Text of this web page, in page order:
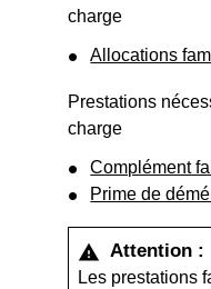
charge
Allocations
Prestations
charge
Complément
Prime de
warning Attention :
Les prestations